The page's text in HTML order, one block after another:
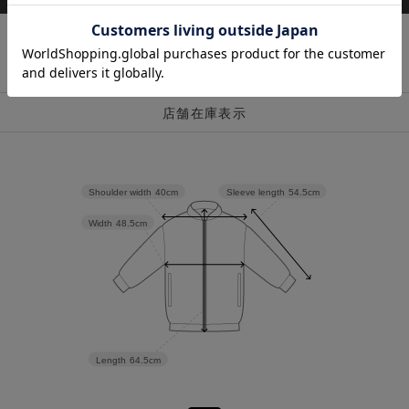
店舗在庫表示
Sleeve length 54.5cm
Length 64.5cm
Width 48.5cm
Shoulder width 40cm